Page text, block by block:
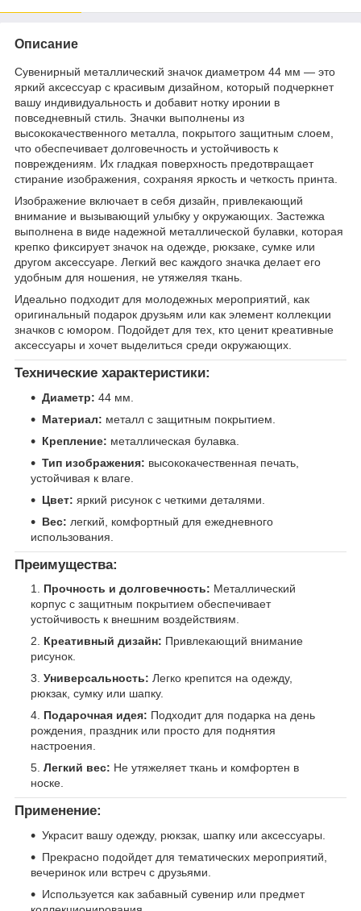
Описание
Сувенирный металлический значок диаметром 44 мм — это
яркий аксессуар с красивым дизайном, который подчеркнет
вашу индивидуальность и добавит нотку иронии в
повседневный стиль. Значки выполнены из
высококачественного металла, покрытого защитным слоем,
что обеспечивает долговечность и устойчивость к
повреждениям. Их гладкая поверхность предотвращает
стирание изображения, сохраняя яркость и четкость принта.
Изображение включает в себя дизайн, привлекающий
внимание и вызывающий улыбку у окружающих. Застежка
выполнена в виде надежной металлической булавки, которая
крепко фиксирует значок на одежде, рюкзаке, сумке или
другом аксессуаре. Легкий вес каждого значка делает его
удобным для ношения, не утяжеляя ткань.
Идеально подходит для молодежных мероприятий, как
оригинальный подарок друзьям или как элемент коллекции
значков с юмором. Подойдет для тех, кто ценит креативные
аксессуары и хочет выделиться среди окружающих.
Технические характеристики:
Диаметр: 44 мм.
Материал: металл с защитным покрытием.
Крепление: металлическая булавка.
Тип изображения: высококачественная печать,
устойчивая к влаге.
Цвет: яркий рисунок с четкими деталями.
Вес: легкий, комфортный для ежедневного
использования.
Преимущества:
Прочность и долговечность: Металлический
корпус с защитным покрытием обеспечивает
устойчивость к внешним воздействиям.
Креативный дизайн: Привлекающий внимание
рисунок.
Универсальность: Легко крепится на одежду,
рюкзак, сумку или шапку.
Подарочная идея: Подходит для подарка на день
рождения, праздник или просто для поднятия
настроения.
Легкий вес: Не утяжеляет ткань и комфортен в
носке.
Применение:
Украсит вашу одежду, рюкзак, шапку или аксессуары.
Прекрасно подойдет для тематических мероприятий,
вечеринок или встреч с друзьями.
Используется как забавный сувенир или предмет